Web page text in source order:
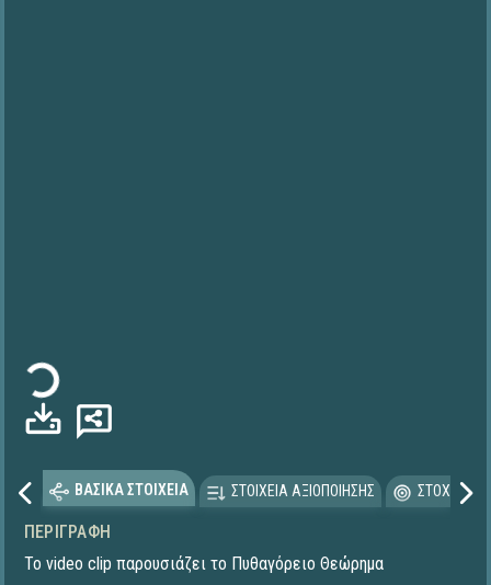
Φόρτωση...
ΒΑΣΙΚΑ ΣΤΟΙΧΕΙΑ ΣΤΟΙΧΕΙΑ ΑΞΙΟΠΟΙΗΣΗΣ
ΠΕΡΙΓΡΑΦΉ
Το video clip παρουσιάζει το Πυθαγόρειο Θεώρημα